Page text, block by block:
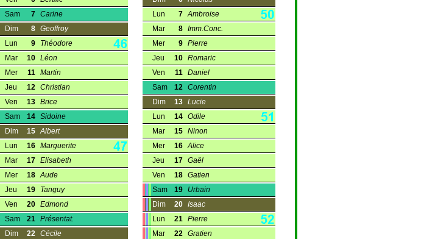
Sam
7 Carine
Dim
8 Geoffroy
Lun
9
Théodore
Mar
10 Léon
Mer
11 Martin
Jeu
12 Christian
Ven
13 Brice
Sam
14 Sidoine
Dim
15 Albert
Lun
16 Marguerite
Mar
17 Elisabeth
Mer
18 Aude
Jeu
19
Tanguy
Ven
20 Edmond
Sam
21 Présentat.
Dim
22 Cécile
Lun
7 Ambroise
Mar
8 Imm.Conc.
Mer
9 Pierre
Jeu
10 Romaric
Ven
11 Daniel
Sam
12 Corentin
Dim
13 Lucie
Lun
14 Odile
Mar
15 Ninon
Mer
16 Alice
Jeu
17 Gaël
Ven
18 Gatien
Sam
19
Urbain
Dim
20 Isaac
Lun
21 Pierre
Mar
22 Gratien